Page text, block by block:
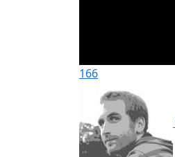
166